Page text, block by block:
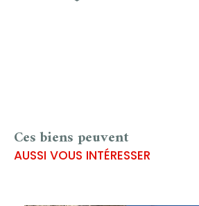
Ces biens peuvent
AUSSI VOUS INTÉRESSER